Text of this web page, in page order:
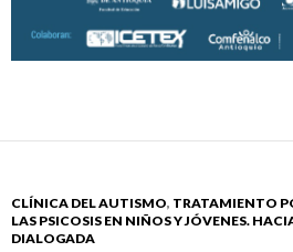
CLÍNICA DEL AUTISMO, TRATAMIENTO
LAS PSICOSIS EN NIÑOS Y JÓVENES.
DIALOGADA